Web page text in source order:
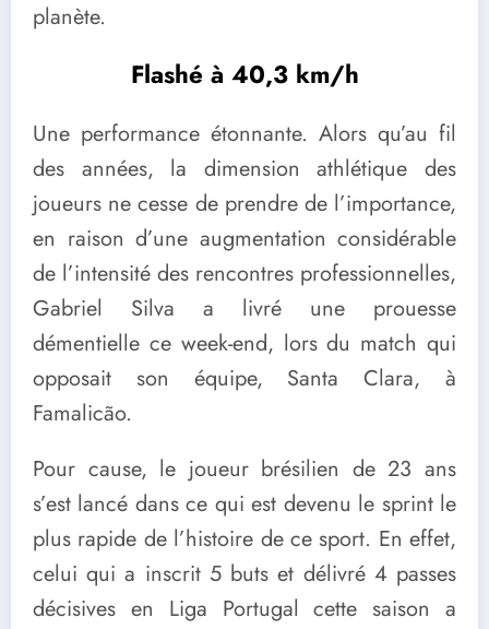
planète.
Flashé à 40,3 km/h
Une performance étonnante. Alors qu’au fil
des années, la dimension athlétique des
joueurs ne cesse de prendre de l’importance,
en raison d’une augmentation considérable
de l’intensité des rencontres professionnelles,
Gabriel Silva a livré une prouesse
démentielle ce week-end, lors du match qui
opposait son équipe, Santa Clara, à
Famalicão.
Pour cause, le joueur brésilien de 23 ans
s’est lancé dans ce qui est devenu le sprint le
plus rapide de l’histoire de ce sport. En effet,
celui qui a inscrit 5 buts et délivré 4 passes
décisives en Liga Portugal cette saison a